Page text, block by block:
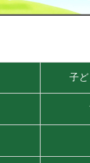
子